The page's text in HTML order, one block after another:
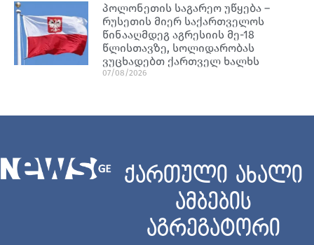
პოლონეთის საგარეო უწყება –
რუსეთის მიერ საქართველოს
წინააღმდეგ აგრესიის მე-18
წლისთავზე, სოლიდარობას
ვუცხადებთ ქართველ ხალხს
07/08/2026
ქართული ახალი
ამბების
აგრეგატორი